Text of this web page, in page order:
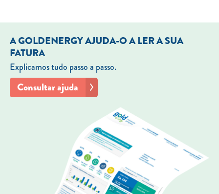
A GOLDENERGY AJUDA-O A LER A SUA
FATURA
Explicamos tudo passo a passo.
Consultar ajuda